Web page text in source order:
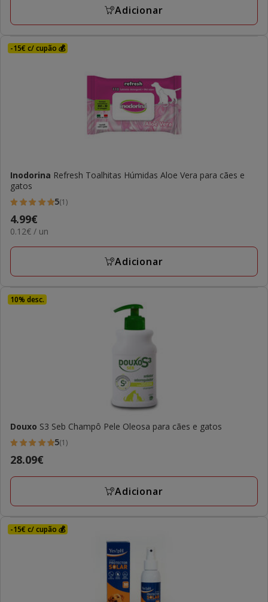
Adicionar
-15€ c/ cupão 💰
Inodorina Refresh Toalhitas Húmidas Aloe Vera para cães e
gatos
5
estrelas
com
1
5(1)
Preço
4.99€
4.99€
0.12€
UN
0.12€ / un
Adicionar
10% desc.
Douxo S3 Seb Champô Pele Oleosa para cães e gatos
5
estrelas
com
avaliações
5(1)
Preço
28.09€
28.09€
Adicionar
-15€ c/ cupão 💰